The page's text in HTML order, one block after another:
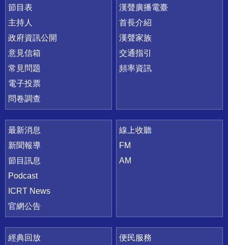
節目表
主持人
政府資訊公開
意見信箱
常見問題
電子投票
問卷調查
漢聲廣播電臺
首長介紹
漢聲家族
交通指引
頻率資訊
最新消息
新聞報導
節目訊息
Podcast
ICRT News
官網公告
線上收聽
FM
AM
經典回放
便民服務